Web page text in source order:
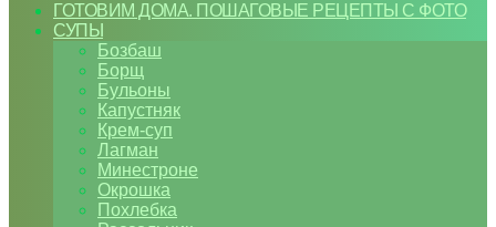
ГОТОВИМ ДОМА. ПОШАГОВЫЕ РЕЦЕПТЫ С ФОТО
СУПЫ
Бозбаш
Борщ
Бульоны
Капустняк
Крем-суп
Лагман
Минестроне
Окрошка
Похлебка